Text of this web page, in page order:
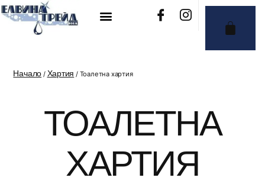
Начало / Хартия / Тоалетна хартия
ТОАЛЕТНА
ХАРТИЯ